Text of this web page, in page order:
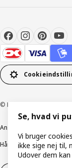
© Inter IKEA Systems B.V.
Ansvarlig rapportering
Håndtering af
Se, hvad vi
Vi bruger
ikke sige nej til,
Udover dem